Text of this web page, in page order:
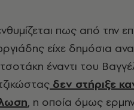
πως από την
είχε δημόσια
έναντι του
δεν στήριξε
, η οποία όμως